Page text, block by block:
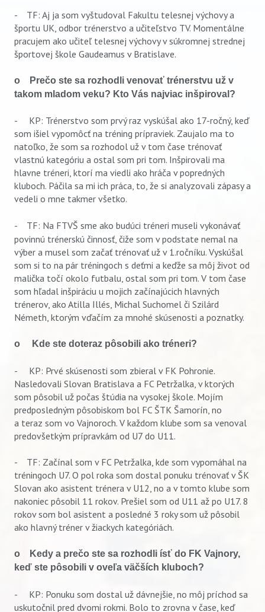
- TF: Aj ja som vyštudoval Fakultu telesnej výchovy a
športu UK, odbor trénerstvo a učiteľstvo TV. Momentálne
pracujem ako učiteľ telesnej výchovy v súkromnej strednej
športovej škole Gaudeamus v Bratislave.
o Prečo ste sa rozhodli venovať trénerstvu už v
takom mladom veku? Kto Vás najviac inšpiroval?
- KP: Trénerstvo som prvý raz vyskúšal ako 17-ročný, keď
som išiel vypomôcť na tréning prípraviek. Zaujalo ma to
natoľko, že som sa rozhodol už v tom čase trénovať
vlastnú kategóriu a ostal som pri tom. Inšpirovali ma
hlavne tréneri, ktorí ma viedli ako hráča v popredných
kluboch. Páčila sa mi ich práca, to, že si analyzovali zápasy a
vedeli o mne takmer všetko.
- TF: Na FTVŠ sme ako budúci tréneri museli vykonávať
povinnú trénerskú činnosť, čiže som v podstate nemal na
výber a musel som začať trénovať už v 1.ročníku. Vyskúšal
som si to na pár tréningoch s deťmi a keďže sa môj život od
malička točí okolo futbalu, ostal som pri tom. V tom čase
som hľadal inšpiráciu u mojich začínajúcich hlavných
trénerov, ako Atilla Illés, Michal Suchomel či Szilárd
Németh, ktorým vďačím za mnohé skúsenosti a poznatky.
o Kde ste doteraz pôsobili ako tréneri?
- KP: Prvé skúsenosti som zbieral v FK Pohronie.
Nasledovali Slovan Bratislava a FC Petržalka, v ktorých
som pôsobil už počas štúdia na vysokej škole. Mojím
predposledným pôsobiskom bol FC ŠTK Šamorín, no
a teraz som vo Vajnoroch. V každom klube som sa venoval
predovšetkým prípravkám od U7 do U11.
- TF: Začínal som v FC Petržalka, kde som vypomáhal na
tréningoch U7. O pol roka som dostal ponuku trénovať v ŠK
Slovan ako asistent trénera v U12, no a v tomto klube som
nakoniec pôsobil 11 rokov. Prešiel som od U11 až po U17. 8
rokov som bol asistent a posledné 3 roky som už pôsobil
ako hlavný tréner v žiackych kategóriách.
o Kedy a prečo ste sa rozhodli ísť do FK Vajnory,
keď ste pôsobili v oveľa väčších kluboch?
- KP: Ponuku som dostal už dávnejšie, no môj príchod sa
uskutočnil pred dvomi rokmi. Bolo to zrovna v čase, keď